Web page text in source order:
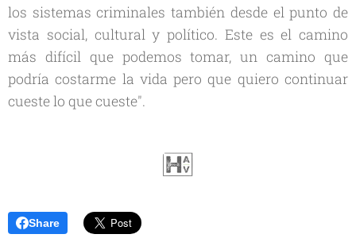
los sistemas criminales también desde el punto de
vista social, cultural y político. Este es el camino
más difícil que podemos tomar, un camino que
podría costarme la vida pero que quiero continuar
cueste lo que cueste".
Share